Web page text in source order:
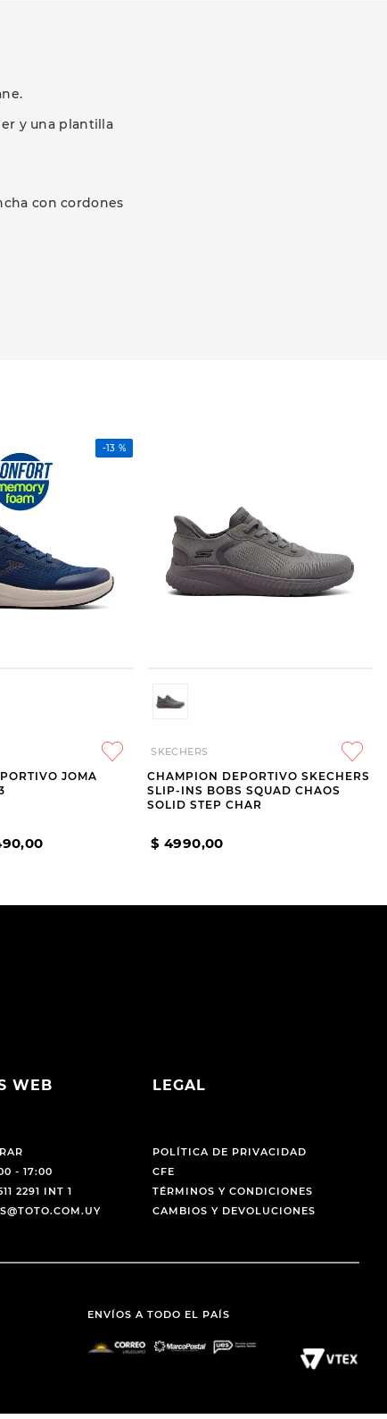
y una plantilla
con cordones
-13 %
JOMA
,00
SKECHERS
CHAMPION DEPORTIVO SKECHERS
SLIP-INS BOBS SQUAD CHAOS
SOLID STEP CHAR
$ 4990,00
WEB
- 17:00
2291 INT 1
LEGAL
POLÍTICA DE PRIVACIDAD
CFE
TÉRMINOS Y CONDICIONES
CAMBIOS Y DEVOLUCIONES
ENVÍOS A TODO EL PAÍS